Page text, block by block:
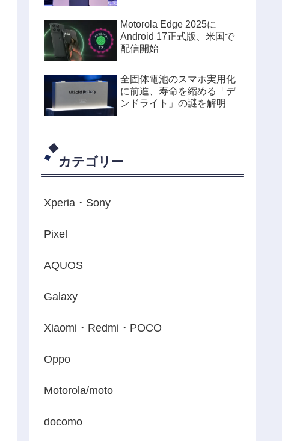
Motorola Edge 2025に
Android 17正式版、米国で
配信開始
全固体電池のスマホ実用化
に前進、寿命を縮める「デ
ンドライト」の謎を解明
カテゴリー
Xperia・Sony
Pixel
AQUOS
Galaxy
Xiaomi・Redmi・POCO
Oppo
Motorola/moto
docomo